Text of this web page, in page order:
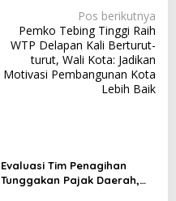
Pos berikutnya
Pemko Tebing Tinggi Raih
WTP Delapan Kali Berturut-
turut, Wali Kota: Jadikan
Motivasi Pembangunan Kota
Lebih Baik
Evaluasi Tim Penagihan
Tunggakan Pajak Daerah,